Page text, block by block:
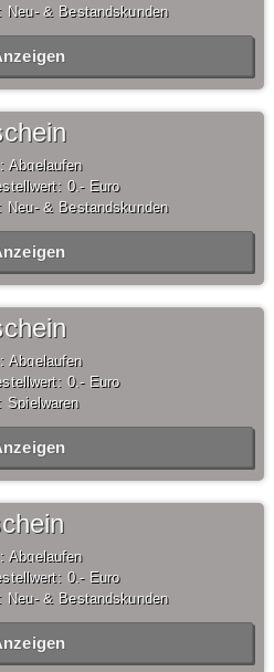
Neu- & Bestandskunden
Abgelaufen
0,- Euro
Neu- & Bestandskunden
Abgelaufen
0,- Euro
Spielwaren
Abgelaufen
0,- Euro
Neu- & Bestandskunden